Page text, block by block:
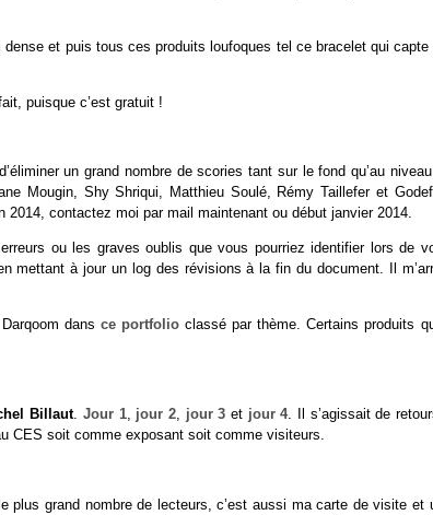
et puis tous ces produits loufoques tel ce bracelet qui capte
puisque c’est gratuit !
un grand nombre de scories tant sur le fond qu’au
Mougin, Shy Shriqui, Matthieu Soulé, Rémy Taillefer et
contactez moi par mail maintenant ou début janvier 2014.
ou les graves oublis que vous pourriez identifier lors de
mettant à jour un log des révisions à la fin du document. Il
dans ce portfolioclassé par thème. Certains produits
Billaut. Jour 1, jour 2, jour 3 etjour 4. Il s’agissait de
CES soit comme exposant soit comme visiteurs.
plus grand nombre de lecteurs, c’est aussi ma carte de visite et